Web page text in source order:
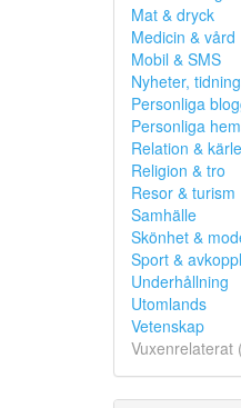
Mat & dryck
Medicin & vård
Mobil & SMS
Nyheter,
Personliga
Personliga
Relation &
Religion & tro
Resor & turism
Samhälle
Skönhet &
Sport &
Underhållning
Utomlands
Vetenskap
Vuxenrelaterat